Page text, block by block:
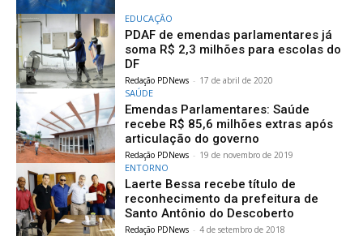
EDUCAÇÃO
PDAF de emendas parlamentares já
soma R$ 2,3 milhões para escolas do
DF
Redação PDNews - 17 de abril de 2020
SAÚDE
Emendas Parlamentares: Saúde
recebe R$ 85,6 milhões extras após
articulação do governo
Redação PDNews - 19 de novembro de 2019
ENTORNO
Laerte Bessa recebe título de
reconhecimento da prefeitura de
Santo Antônio do Descoberto
Redação PDNews - 4 de setembro de 2018